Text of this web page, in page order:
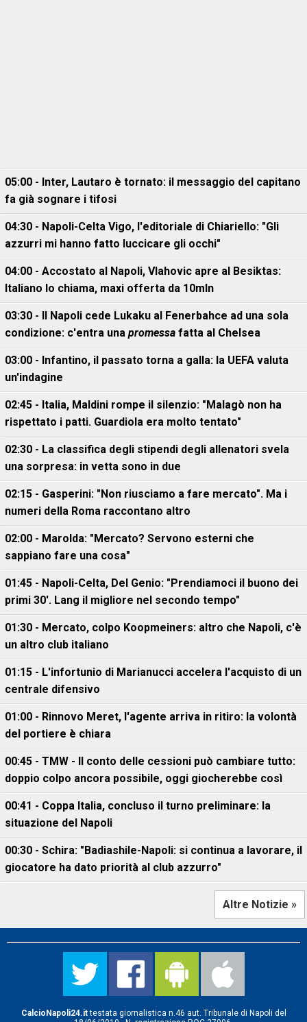
05:00 - Inter, Lautaro è tornato: il messaggio del capitano
fa già sognare i tifosi
04:30 - Napoli-Celta Vigo, l'editoriale di Chiariello: "Gli
azzurri mi hanno fatto luccicare gli occhi"
04:00 - Accostato al Napoli, Vlahovic apre al Besiktas:
Italiano lo chiama, maxi offerta da 10mln
03:30 - Il Napoli cede Lukaku al Fenerbahce ad una sola
condizione: c'entra una promessa fatta al Chelsea
03:00 - Infantino, il passato torna a galla: la UEFA valuta
un'indagine
02:45 - Italia, Maldini rompe il silenzio: "Malagò non ha
rispettato i patti. Guardiola era molto tentato"
02:30 - La classifica degli stipendi degli allenatori svela
una sorpresa: in vetta sono in due
02:15 - Gasperini: "Non riusciamo a fare mercato". Ma i
numeri della Roma raccontano altro
02:00 - Marolda: "Mercato? Servono esterni che
sappiano fare una cosa"
01:45 - Napoli-Celta, Del Genio: "Prendiamoci il buono dei
primi 30'. Lang il migliore nel secondo tempo"
01:30 - Mercato, colpo Koopmeiners: altro che Napoli, c'è
un altro club italiano
01:15 - L'infortunio di Marianucci accelera l'acquisto di un
centrale difensivo
01:00 - Rinnovo Meret, l'agente arriva in ritiro: la volontà
del portiere è chiara
00:45 - TMW - Il conto delle cessioni può cambiare tutto:
doppio colpo ancora possibile, oggi giocherebbe così
00:41 - Coppa Italia, concluso il turno preliminare: la
situazione del Napoli
00:30 - Schira: "Badiashile-Napoli: si continua a lavorare, il
giocatore ha dato priorità al club azzurro"
Altre Notizie »
CalcioNapoli24.ittestata giornalistica n.46 aut. Tribunale di Napoli del